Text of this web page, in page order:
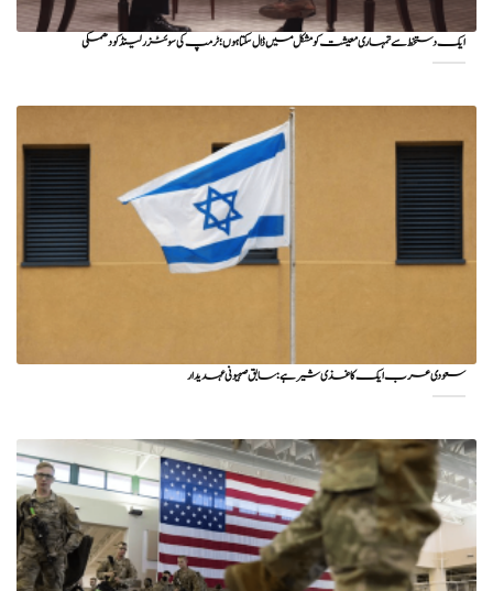
ایک دستخط سے تمہاری معیشت کو مشکل میں ڈال سکتا ہوں؛ ٹرمپ کی سوئٹزرلینڈ کو دھمکی
سعودی عرب ایک کاغذی شیر ہے: سابق صہیونی عہدیدار